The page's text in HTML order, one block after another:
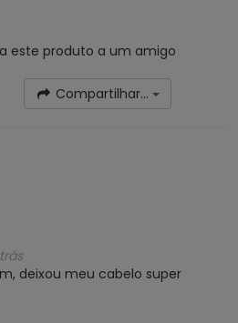
este produto a um amigo
Compartilhar...
deixou meu cabelo super